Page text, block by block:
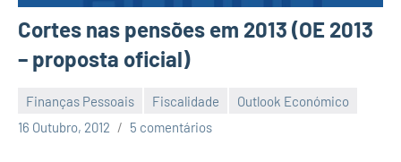
Cortes nas pensões em 2013 (OE 2013
– proposta oficial)
Finanças Pessoais Fiscalidade
Outlook Económico
16 Outubro, 2012
Economia
5 comentários